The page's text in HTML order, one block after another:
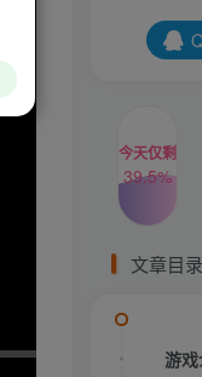
今天仅剩
39.4%
文章目录
游